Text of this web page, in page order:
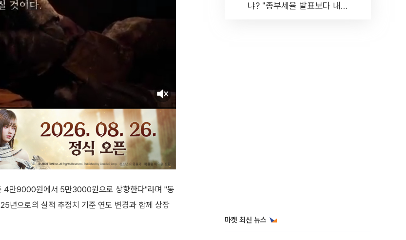
4만9000원에서 5만3000원으로 상향한다"라며 "동
년으로의 실적 추정치 기준 연도 변경과 함께 상장
냐? "종부세율 발표보다 내릴
마켓 최신 뉴스